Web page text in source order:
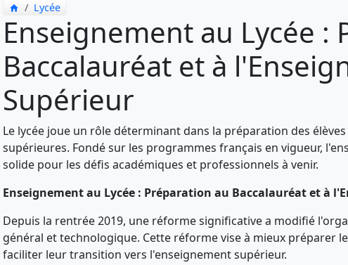
Lycée
Enseignement au Lycée :
Baccalauréat et à
Supérieur
Le lycée joue un rôle déterminant dans la préparation des
supérieures. Fondé sur les programmes français en vigueur,
solide pour les défis académiques et professionnels à venir.
Enseignement au Lycée : Préparation au Baccalauréat et à
Depuis la rentrée 2019, une réforme significative a modifié
général et technologique. Cette réforme vise à mieux préparer
faciliter leur transition vers l'enseignement supérieur.